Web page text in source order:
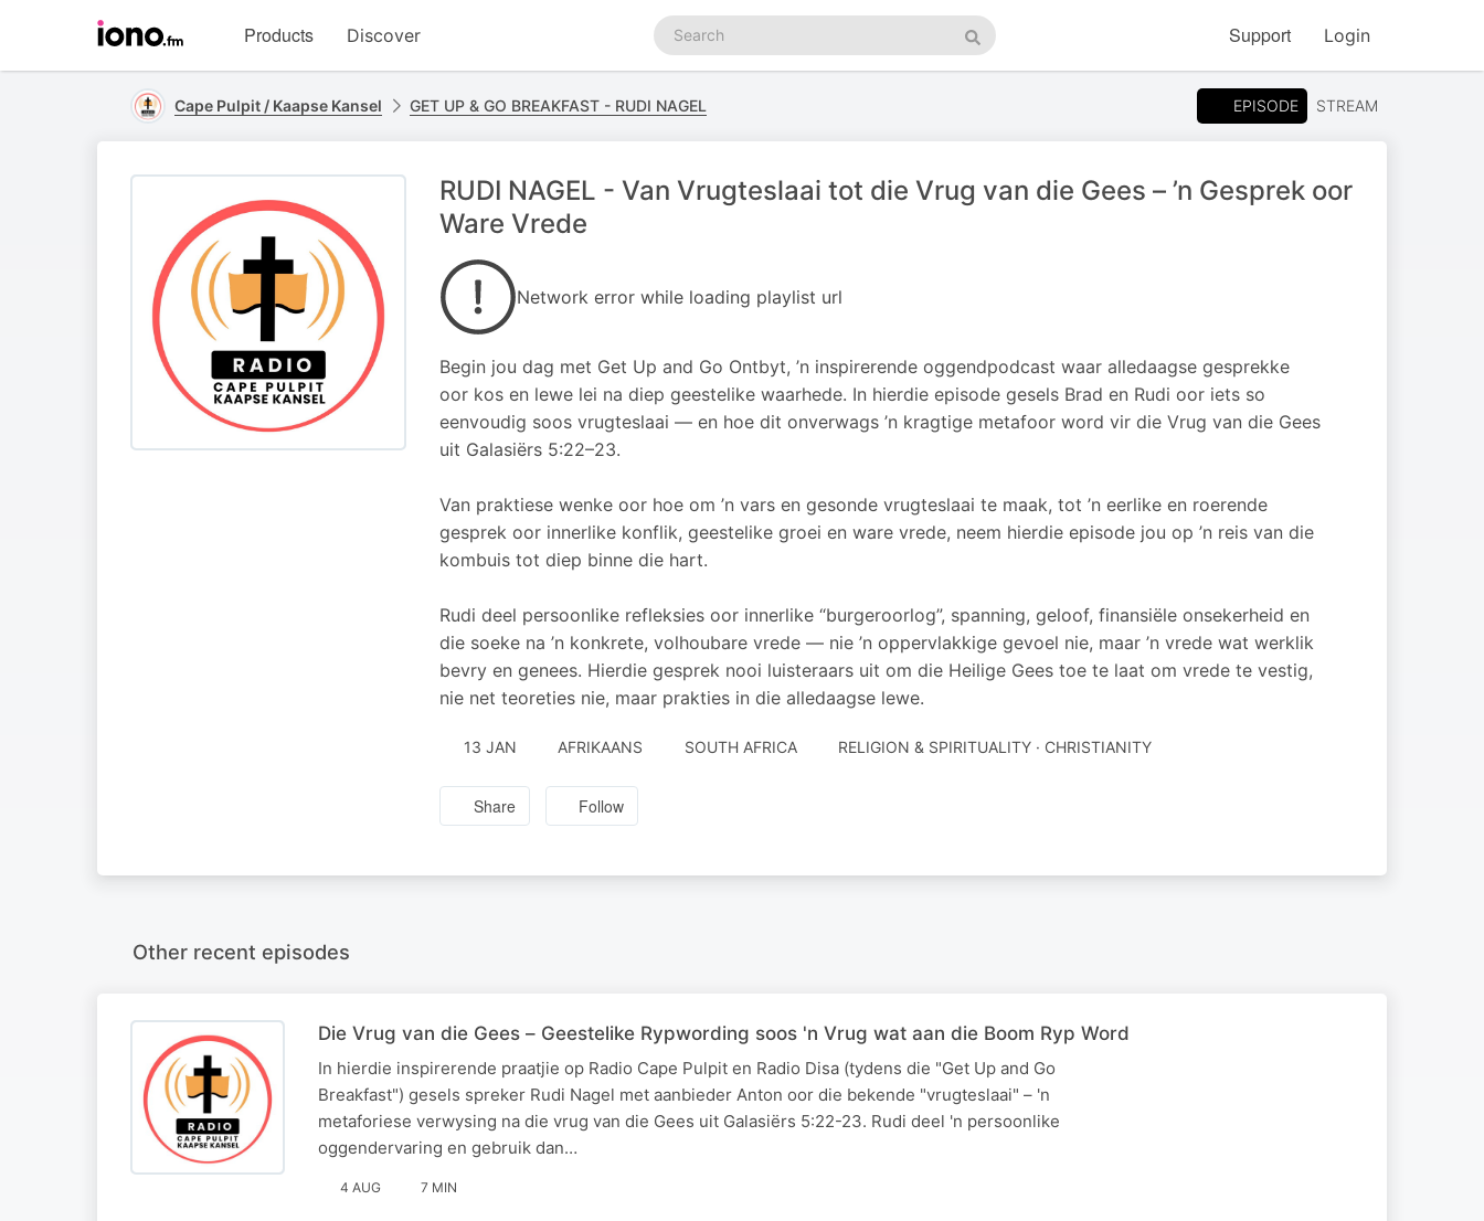
homepage
Products Discover
Search
podcasts
Search
Support Login
Cape Pulpit / Kaapse Kansel GET UP & GO BREAKFAST - RUDI NAGEL EPISODE STREAM
RUDI NAGEL - Van Vrugteslaai tot die Vrug van die Gees – ’n Gesprek oor
Ware Vrede
Network error while loading playlist url
Begin jou dag met Get Up and Go Ontbyt, ’n inspirerende oggendpodcast waar alledaagse gesprekke
oor kos en lewe lei na diep geestelike waarhede. In hierdie episode gesels Brad en Rudi oor iets so
eenvoudig soos vrugteslaai — en hoe dit onverwags ’n kragtige metafoor word vir die Vrug van die Gees
uit Galasiërs 5:22–23.
Van praktiese wenke oor hoe om ’n vars en gesonde vrugteslaai te maak, tot ’n eerlike en roerende
gesprek oor innerlike konflik, geestelike groei en ware vrede, neem hierdie episode jou op ’n reis van die
kombuis tot diep binne die hart.
Rudi deel persoonlike refleksies oor innerlike “burgeroorlog”, spanning, geloof, finansiële onsekerheid en
die soeke na ’n konkrete, volhoubare vrede — nie ’n oppervlakkige gevoel nie, maar ’n vrede wat werklik
bevry en genees. Hierdie gesprek nooi luisteraars uit om die Heilige Gees toe te laat om vrede te vestig,
nie net teoreties nie, maar prakties in die alledaagse lewe.
13 JAN AFRIKAANS SOUTH AFRICA RELIGION & SPIRITUALITY · CHRISTIANITY
Share Follow
Other recent episodes
Die Vrug van die Gees – Geestelike Rypwording soos 'n Vrug wat aan die Boom Ryp Word
In hierdie inspirerende praatjie op Radio Cape Pulpit en Radio Disa (tydens die "Get Up and Go
Breakfast") gesels spreker Rudi Nagel met aanbieder Anton oor die bekende "vrugteslaai" – 'n
metaforiese verwysing na die vrug van die Gees uit Galasiërs 5:22-23. Rudi deel 'n persoonlike
oggendervaring en gebruik dan…
4 AUG 7 MIN